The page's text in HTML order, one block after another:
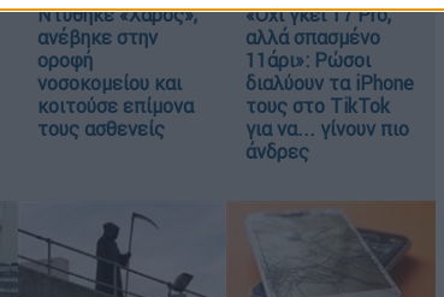
Ντύθηκε «Χάρος»,
ανέβηκε στην
οροφή
νοσοκομείου και
κοιτούσε επίμονα
τους ασθενείς
«Όχι γκέι 17 Pro,
αλλά σπασμένο
11άρι»: Ρώσοι
διαλύουν τα iPhone
τους στο TikTok
για να... γίνουν πιο
άνδρες